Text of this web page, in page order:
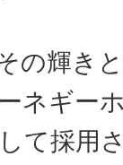
の輝き
ネギー
て採用